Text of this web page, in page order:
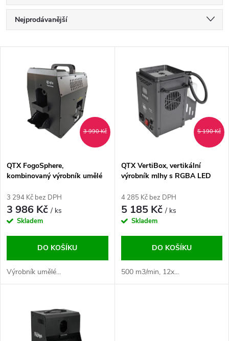
Ř
a
p
r
o
u
Nejprodávanější
Abecedně
s
p
r
o
d
u
3 990 Kč
QTX FogoSphere,
kombinovaný výrobník umělé
3 294 Kč bez DPH
3 986 Kč/ ks
Skladem
DO KOŠÍKU
Výrobník umělé...
5 190 Kč
QTX VertiBox, vertikální
výrobník mlhy s RGBA LED
4 285 Kč bez DPH
5 185 Kč/ ks
Skladem
DO KOŠÍKU
500 m3/min, 12x...